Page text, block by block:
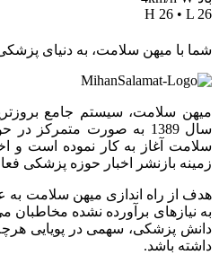
H 26 • L 26
شما با میهن سلامت، به دنیای
میهن سلامت، سیستم جامع
سال 1389 به صورت متمرکز
سلامت آغاز به کار نموده است و
زمینه بازنشر اخبار حوزه پزشکی
هدف از راه اندازی میهن سلامت به
به نیازهای برآورده نشده مخاطبان
دانش پزشکی، سهمی در پویایی
داشته باشد.